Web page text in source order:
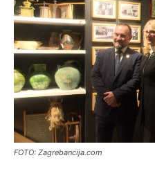
FOTO: Zagrebancija.com